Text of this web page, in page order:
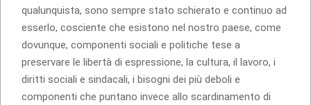
qualunquista, sono sempre stato schierato e continuo ad
esserlo, cosciente che esistono nel nostro paese, come
dovunque, componenti sociali e politiche tese a
preservare le libertà di espressione, la cultura, il lavoro, i
diritti sociali e sindacali, i bisogni dei più deboli e
componenti che puntano invece allo scardinamento di